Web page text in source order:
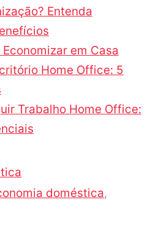
Entenda
em Casa
Home Office: 5
Trabalho Home Office:
doméstica,